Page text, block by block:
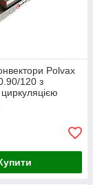
Polvax
120 з